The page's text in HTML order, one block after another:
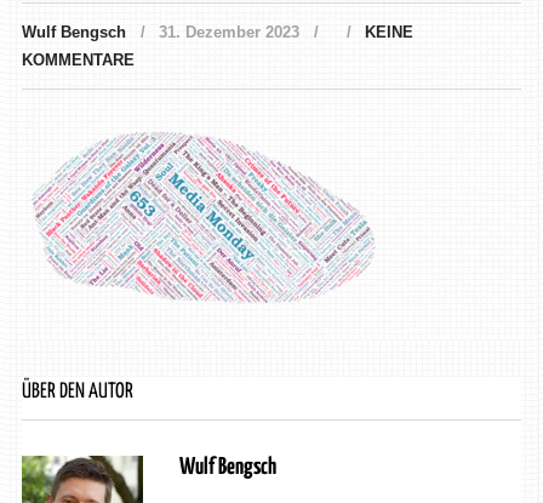
Wulf Bengsch 31. Dezember 2023
KEINE
KOMMENTARE
ÜBER DEN AUTOR
Wulf Bengsch